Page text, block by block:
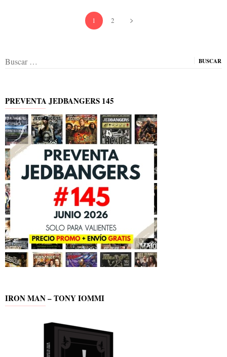
1 2
Buscar:
PREVENTA JEDBANGERS 145
IRON MAN – TONY IOMMI